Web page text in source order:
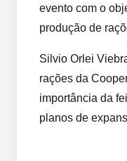
evento com o
produção de
Silvio Orlei
rações da
importância da
planos de